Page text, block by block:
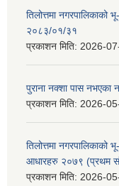
तिलोत्तमा
२०८३/०१/३१
प्रकाशन मिति: 2026-
पुराना नक्शा पास नभएका
प्रकाशन मिति: 2026-
तिलोत्तमा नगरपालिकाको
आधारहरु २०७९ (प्रथम
प्रकाशन मिति: 2026-